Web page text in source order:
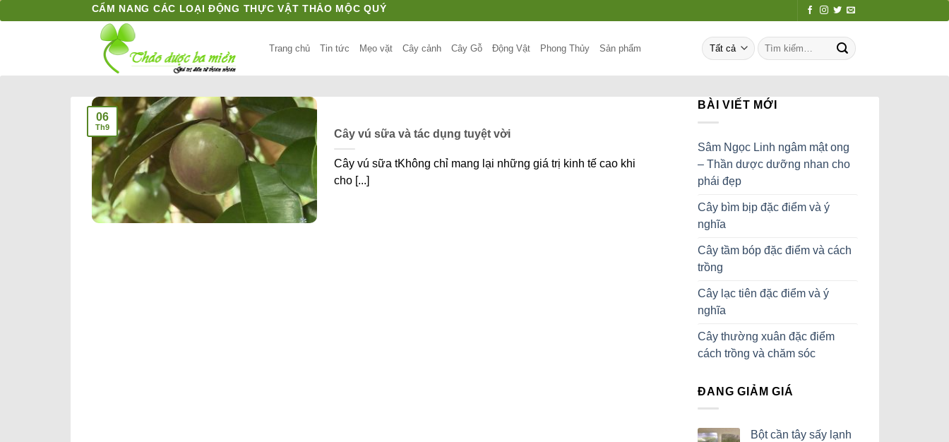
qua
CẨM NANG CÁC LOẠI ĐỘNG THỰC VẬT THẢO MỘC QUÝ
Trang chủ Tin tức Mẹo vặt Cây cảnh Cây Gỗ Động Vật Phong Thủy Sản phẩm
Tìm
kiếm:
Cây vú sữa và tác dụng tuyệt vời
Cây vú sữa tKhông chỉ mang lại những giá trị kinh tế cao khi
cho [...]
06
Th9
BÀI VIẾT MỚI
Sâm Ngọc Linh ngâm mật ong
– Thần dược dưỡng nhan cho
phái đẹp
Cây bìm bịp đặc điểm và ý
nghĩa
Cây tầm bóp đặc điểm và cách
trồng
Cây lạc tiên đặc điểm và ý
nghĩa
Cây thường xuân đặc điểm
cách trồng và chăm sóc
ĐANG GIẢM GIÁ
Bột cần tây sấy lạnh